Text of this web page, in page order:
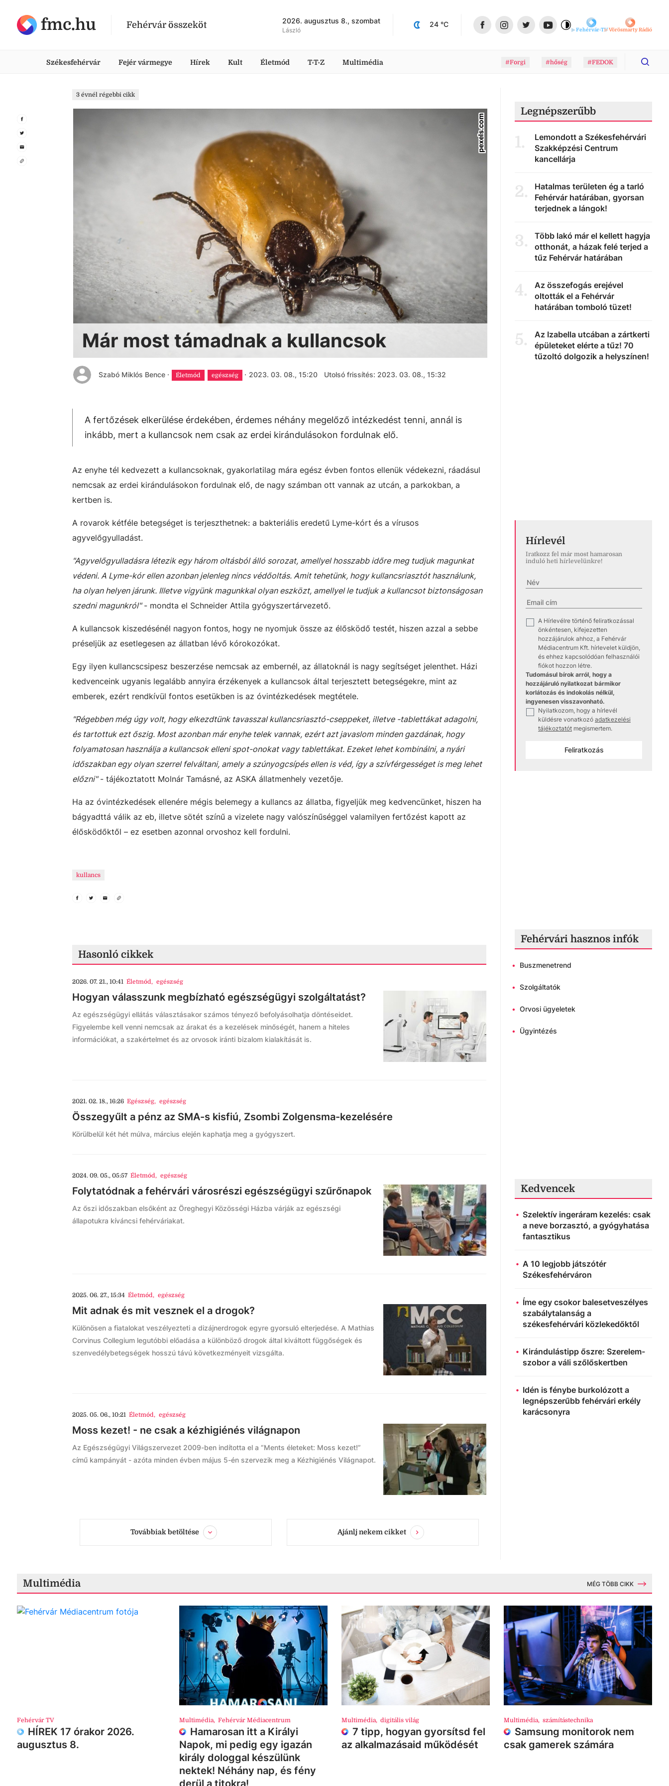
fmc.hu Fehérvár összeköt 2026. augusztus 8., szombat
László
24 °C
Fehérvár-TVVörösmarty Rádió
Székesfehérvár Fejér vármegye Hírek Kult Életmód T-T-Z Multimédia #Forgi #hőség #FEDOK
3 évnél régebbi cikk
pexels.com
Már most támadnak a kullancsok
Szabó Miklós Bence · Életmód egészség · 2023. 03. 08., 15:20 Utolsó frissítés: 2023. 03. 08., 15:32
A fertőzések elkerülése érdekében, érdemes néhány megelőző intézkedést tenni, annál is
inkább, mert a kullancsok nem csak az erdei kirándulásokon fordulnak elő.
Az enyhe tél kedvezett a kullancsoknak, gyakorlatilag mára egész évben fontos ellenük védekezni, ráadásul
nemcsak az erdei kirándulásokon fordulnak elő, de nagy számban ott vannak az utcán, a parkokban, a
kertben is.
A rovarok kétféle betegséget is terjeszthetnek: a bakteriális eredetű Lyme-kórt és a vírusos
agyvelőgyulladást.
"Agyvelőgyulladásra létezik egy három oltásból álló sorozat, amellyel hosszabb időre meg tudjuk magunkat
védeni. A Lyme-kór ellen azonban jelenleg nincs védőoltás. Amit tehetünk, hogy kullancsriasztót használunk,
ha olyan helyen járunk. Illetve vigyünk magunkkal olyan eszközt, amellyel le tudjuk a kullancsot biztonságosan
szedni magunkról"- mondta el Schneider Attila gyógyszertárvezető.
A kullancsok kiszedésénél nagyon fontos, hogy ne nyomjuk össze az élősködő testét, hiszen azzal a sebbe
préseljük az esetlegesen az állatban lévő kórokozókat.
Egy ilyen kullancscsipesz beszerzése nemcsak az embernél, az állatoknál is nagy segítséget jelenthet. Házi
kedvenceink ugyanis legalább annyira érzékenyek a kullancsok által terjesztett betegségekre, mint az
emberek, ezért rendkívül fontos esetükben is az óvintézkedések megtétele.
"Régebben még úgy volt, hogy elkezdtünk tavasszal kullancsriasztó-cseppeket, illetve -tablettákat adagolni,
és tartottuk ezt őszig. Most azonban már enyhe telek vannak, ezért azt javaslom minden gazdának, hogy
folyamatosan használja a kullancsok elleni spot-onokat vagy tablettákat. Ezeket lehet kombinálni, a nyári
időszakban egy olyan szerrel felváltani, amely a szúnyogcsípés ellen is véd, így a szívférgességet is meg lehet
előzni"- tájékoztatott Molnár Tamásné, az ASKA állatmenhely vezetője.
Ha az óvintézkedések ellenére mégis belemegy a kullancs az állatba, figyeljük meg kedvencünket, hiszen ha
bágyadttá válik az eb, illetve sötét színű a vizelete nagy valószínűséggel valamilyen fertőzést kapott az
élősködőktől – ez esetben azonnal orvoshoz kell fordulni.
kullancs
Hasonló cikkek
2026. 07. 21., 10:41 Életmód, egészség
Hogyan válasszunk megbízható egészségügyi szolgáltatást?
Az egészségügyi ellátás választásakor számos tényező befolyásolhatja döntéseidet.
Figyelembe kell venni nemcsak az árakat és a kezelések minőségét, hanem a hiteles
információkat, a szakértelmet és az orvosok iránti bizalom kialakítását is.
2021. 02. 18., 16:26 Egészség, egészség
Összegyűlt a pénz az SMA-s kisfiú, Zsombi Zolgensma-kezelésére
Körülbelül két hét múlva, március elején kaphatja meg a gyógyszert.
2024. 09. 05., 05:57 Életmód, egészség
Folytatódnak a fehérvári városrészi egészségügyi szűrőnapok
Az őszi időszakban elsőként az Öreghegyi Közösségi Házba várják az egészségi
állapotukra kíváncsi fehérváriakat.
2025. 06. 27., 15:34 Életmód, egészség
Mit adnak és mit vesznek el a drogok?
Különösen a fiatalokat veszélyezteti a dizájnerdrogok egyre gyorsuló elterjedése. A Mathias
Corvinus Collegium legutóbbi előadása a különböző drogok által kiváltott függőségek és
szenvedélybetegségek hosszú távú következményeit vizsgálta.
2025. 05. 06., 10:21 Életmód, egészség
Moss kezet! - ne csak a kézhigiénés világnapon
Az Egészségügyi Világszervezet 2009-ben indította el a “Ments életeket: Moss kezet!”
című kampányát - azóta minden évben május 5-én szervezik meg a Kézhigiénés Világnapot.
Továbbiak betöltése Ajánlj nekem cikket
Legnépszerűbb
1.
Lemondott a Székesfehérvári
Szakképzési Centrum
kancellárja
2.
Hatalmas területen ég a tarló
Fehérvár határában, gyorsan
terjednek a lángok!
3.
Több lakó már el kellett hagyja
otthonát, a házak felé terjed a
tűz Fehérvár határában
4.
Az összefogás erejével
oltották el a Fehérvár
határában tomboló tüzet!
5.
Az Izabella utcában a zártkerti
épületeket elérte a tűz! 70
tűzoltó dolgozik a helyszínen!
Hírlevél
Iratkozz fel már most hamarosan
induló heti hírlevelünkre!
✓
A Hírlevélre történő feliratkozással
önkéntesen, kifejezetten
hozzájárulok ahhoz, a Fehérvár
Médiacentrum Kft. hírlevelet küldjön,
és ehhez kapcsolódóan felhasználói
fiókot hozzon létre.
Tudomásul bírok arról, hogy a
hozzájáruló nyilatkozat bármikor
korlátozás és indokolás nélkül,
ingyenesen visszavonható.
✓
Nyilatkozom, hogy a hírlevél
küldésre vonatkozó adatkezelési
tájékoztatót megismertem.
Feliratkozás
Fehérvári hasznos infók
• Buszmenetrend
• Szolgáltatók
• Orvosi ügyeletek
• Ügyintézés
Kedvencek
Szelektív ingeráram kezelés: csak
a neve borzasztó, a gyógyhatása
fantasztikus
A 10 legjobb játszótér
Székesfehérváron
Íme egy csokor balesetveszélyes
szabálytalanság a
székesfehérvári közlekedőktől
Kirándulástipp őszre: Szerelem-
szobor a váli szőlőskertben
Idén is fénybe burkolózott a
legnépszerűbb fehérvári erkély
karácsonyra
Multimédia MÉG TÖBB CIKK
Fehérvár TV
HÍREK 17 órakor 2026.
augusztus 8.
Multimédia, Fehérvár Médiacentrum
Hamarosan itt a Királyi
Napok, mi pedig egy igazán
király dologgal készülünk
nektek! Néhány nap, és fény
derül a titokra!
Multimédia, digitális világ
7 tipp, hogyan gyorsítsd fel
az alkalmazásaid működését
Multimédia, számítástechnika
Samsung monitorok nem
csak gamerek számára